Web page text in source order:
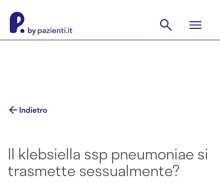
Indietro
Il klebsiella ssp pneumoniae si
trasmette sessualmente?